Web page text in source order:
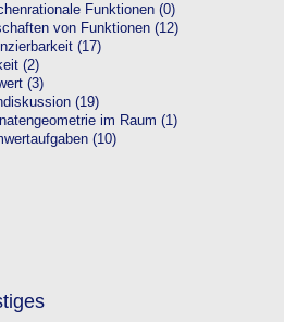
Funktionen (0)
von Funktionen (12)
(17)
(2)
(3)
(19)
im Raum (1)
(10)